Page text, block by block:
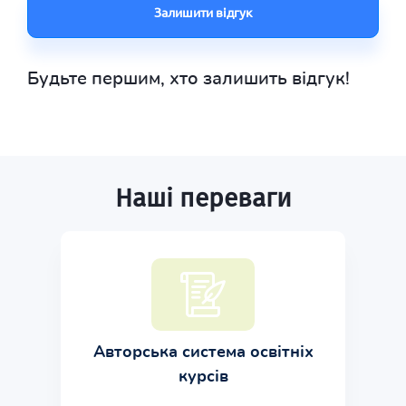
Залишити відгук
Будьте першим, хто залишить відгук!
Наші переваги
Авторська система освітніх
курсів